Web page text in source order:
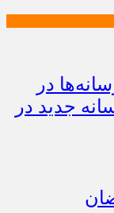
در
شمالی / فعالیت ۱۳ رسانه جدید در